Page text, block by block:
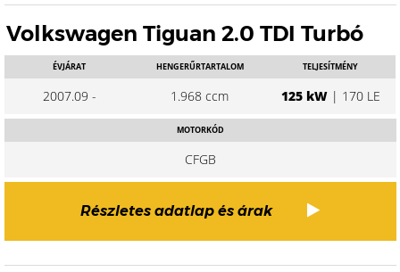
Volkswagen Tiguan 2.0 TDI Turbó
ÉVJÁRAT
2007.09 -
HENGERŰRTARTALOM
1.968 ccm
TELJESÍTMÉNY
125 kW| 170 LE
MOTORKÓD
CFGB
Részletes adatlap és árak